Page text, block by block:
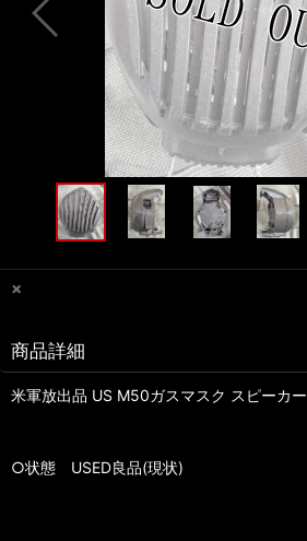
×
商品詳細
米軍放出品 US M50ガスマスク スピーカー
○状態 USED良品(現状)